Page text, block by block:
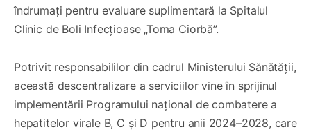
îndrumați pentru evaluare suplimentară la Spitalul
Clinic de Boli Infecțioase „Toma Ciorbă”.
Potrivit responsabililor din cadrul Ministerului Sănătății,
această descentralizare a serviciilor vine în sprijinul
implementării Programului național de combatere a
hepatitelor virale B, C și D pentru anii 2024–2028, care